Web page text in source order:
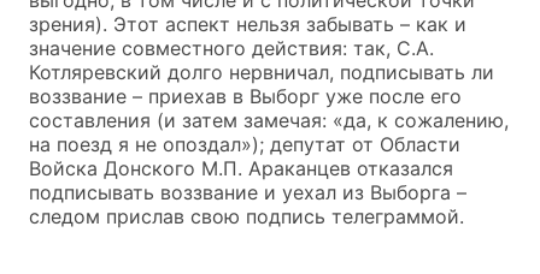
зрения). Этот аспект нельзя забывать – как и
значение совместного действия: так, С.А.
Котляревский долго нервничал, подписывать ли
воззвание – приехав в Выборг уже после его
составления (и затем замечая: «да, к сожалению,
на поезд я не опоздал»); депутат от Области
Войска Донского М.П. Араканцев отказался
подписывать воззвание и уехал из Выборга –
следом прислав свою подпись телеграммой.